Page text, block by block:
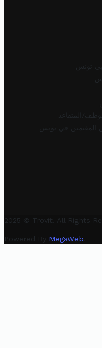
تونس
المتقاعد
المقيمين في تونس
2025 © Trovit. All Rights
Powered By MegaWeb